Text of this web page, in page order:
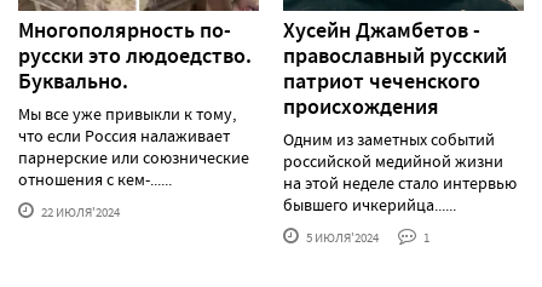
Многополярность по-
русски это людоедство.
Буквально.
Мы все уже привыкли к тому,
что если Россия налаживает
парнерские или союзнические
отношения с кем-......
22 ИЮЛЯ'2024
Хусейн Джамбетов -
православный русский
патриот чеченского
происхождения
Одним из заметных событий
российской медийной жизни
на этой неделе стало интервью
бывшего ичкерийца......
5 ИЮЛЯ'2024 1